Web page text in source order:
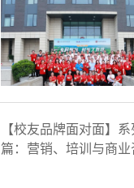
【校友品牌面对面】
篇：营销、培训与商业